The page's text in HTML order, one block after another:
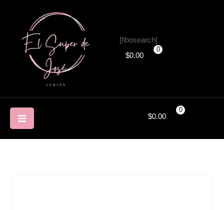
[fibosearch]
$0.00
0
$0.00
0